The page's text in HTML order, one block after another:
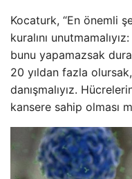
Kocaturk, “En önemli
kuralını
bunu yapamazsak
20 yıldan fazla
danışmalıyız.
kansere sahip olması